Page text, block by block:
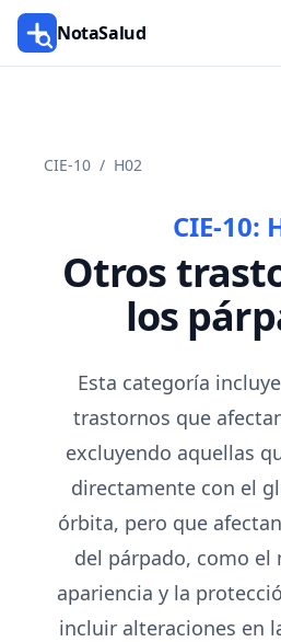
NotaSalud
CIE-10 / H02
CIE-10:
Otros
los
Esta categoría
trastornos que
excluyendo aquellas
directamente con el
órbita, pero que
del párpado, como el
apariencia y la
incluir alteraciones en